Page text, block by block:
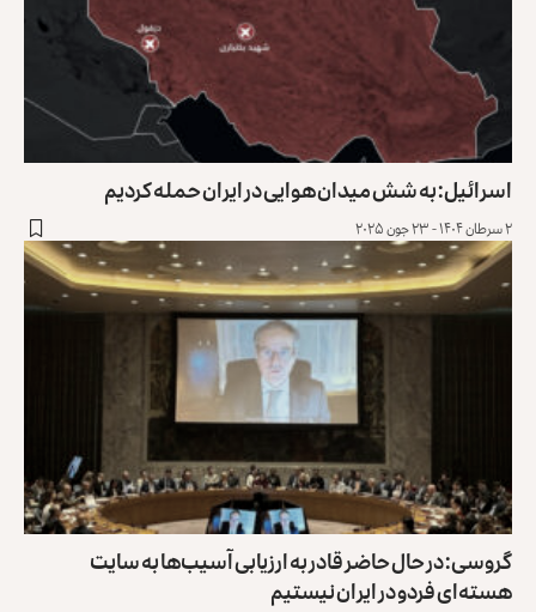
اسرائیل: به شش میدان هوایی در ایران حمله کردیم
۲ سرطان ۱۴۰۴ - ۲۳ جون ۲۰۲۵
گروسی: در حال حاضر قادر به ارزیابی آسیب‌ها به سایت
هسته‌ای فردو در ایران نیستیم